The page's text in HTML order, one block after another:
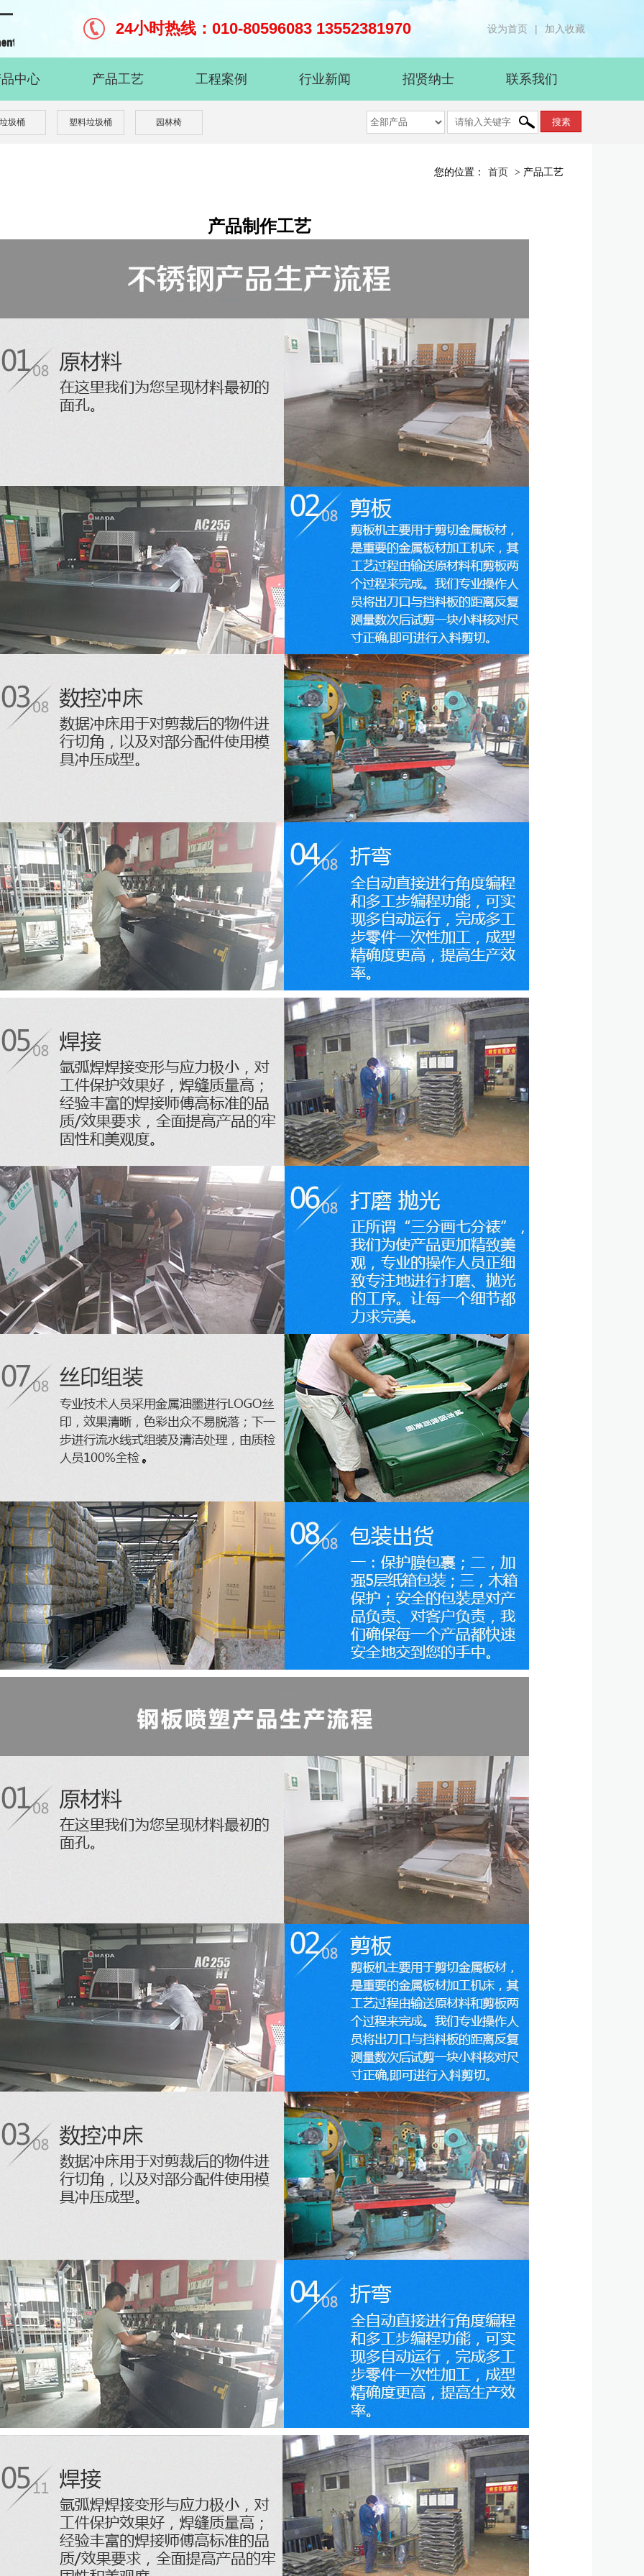
设为首页 | 加入收藏
24小时热线：010-80596083 13552381970
中心 产品工艺 工程案例 行业新闻 招贤纳士 联系我们
垃圾桶 塑料垃圾桶 园林椅
您的位置： 首页 > 产品工艺
产品制作工艺